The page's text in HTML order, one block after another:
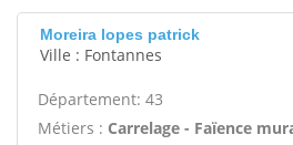
Moreira lopes patrick
Ville : Fontannes
Département: 43
Métiers : Carrelage - Faïence